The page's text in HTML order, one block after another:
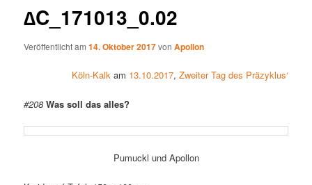
∆C_171013_0.02
Veröffentlicht am14. Oktober 2017vonApollon
Köln-Kalkam 13.10.2017, Zweiter Tag des Präzyklus‘
#208 Was soll das alles?
Pumuckl und Apollon